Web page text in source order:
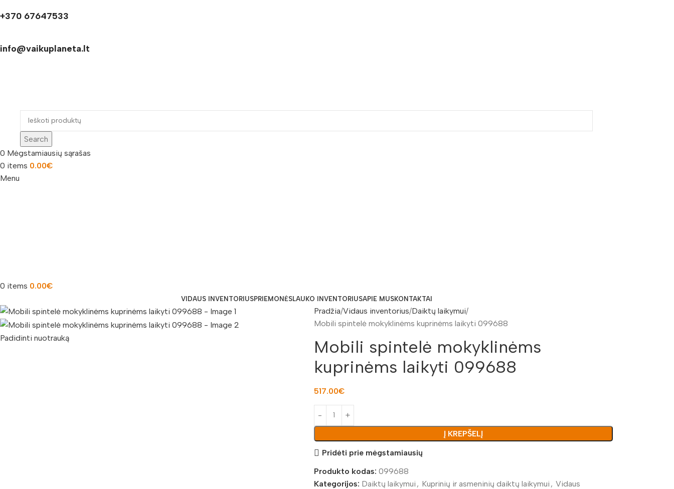
+370 67647533
info@vaikuplaneta.lt
Search
0 Mėgstamiausių sąrašas
0 items 0.00€
Menu
0 items 0.00€
VIDAUS INVENTORIUSPRIEMONĖSLAUKO INVENTORIUSAPIE MUSKONTAKTAI
Padidinti nuotrauką
Pradžia Vidaus inventorius Daiktų laikymui
Mobili spintelė mokyklinėms kuprinėms laikyti 099688
Mobili spintelė mokyklinėms
kuprinėms laikyti 099688
517.00€
Į KREPŠELĮ
Pridėti prie mėgstamiausių
Produkto kodas: 099688
Kategorijos: Daiktų laikymui , Kuprinių ir asmeninių daiktų laikymui , Vidaus